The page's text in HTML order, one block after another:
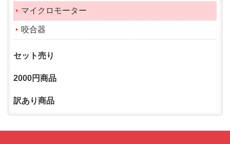
マイクロモーター
咬合器
セット売り
2000円商品
訳あり商品